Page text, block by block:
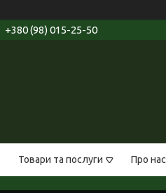
+380 (98) 015-25-50
Товари та послуги Про нас